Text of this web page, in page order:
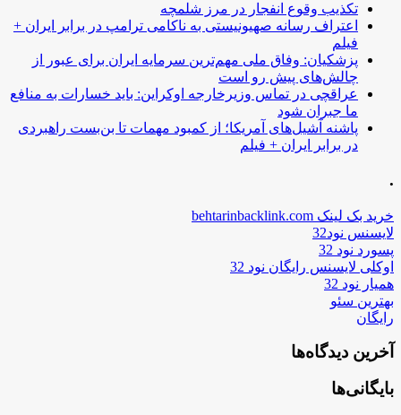
تکذیب وقوع انفجار در مرز شلمچه
اعتراف رسانه صهیونیستی به ناکامی ترامپ در برابر ایران +
فیلم
پزشکیان: وفاق ملی مهم‌ترین سرمایه ایران برای عبور از
چالش‌های پیش رو است
عراقچی در تماس وزیرخارجه اوکراین: باید خسارات به منافع
ما جبران شود
پاشنه آشیل‌های آمریکا؛ از کمبود مهمات تا بن‌بست راهبردی
در برابر ایران + فیلم
.
خرید بک لینک behtarinbacklink.com
لایسنس نود32
پسورد نود 32
اوکلی لایسنس رایگان نود 32
همیار نود 32
بهترین سئو
رایگان
آخرین دیدگاه‌ها
بایگانی‌ها